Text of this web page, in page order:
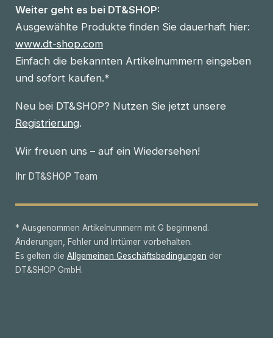
Weiter geht es bei DT&SHOP:
Ausgewählte Produkte finden Sie dauerhaft hier:
www.dt-shop.com
Einfach die bekannten Artikelnummern eingeben
und sofort kaufen.*
Neu bei DT&SHOP? Nutzen Sie jetzt unsere
Registrierung.
Wir freuen uns – auf ein Wiedersehen!
Ihr DT&SHOP Team
* Ausgenommen Artikelnummern mit G beginnend.
Änderungen, Fehler und Irrtümer vorbehalten.
Es gelten die Allgemeinen Geschäftsbedingungen der
DT&SHOP GmbH.